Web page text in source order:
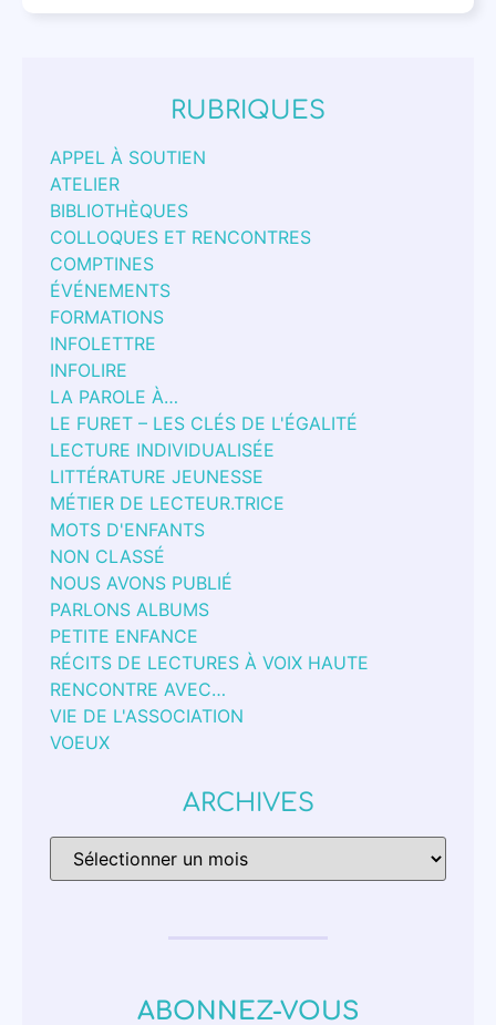
RUBRIQUES
APPEL À SOUTIEN
ATELIER
BIBLIOTHÈQUES
COLLOQUES ET RENCONTRES
COMPTINES
ÉVÉNEMENTS
FORMATIONS
INFOLETTRE
INFOLIRE
LA PAROLE À…
LE FURET – LES CLÉS DE L'ÉGALITÉ
LECTURE INDIVIDUALISÉE
LITTÉRATURE JEUNESSE
MÉTIER DE LECTEUR.TRICE
MOTS D'ENFANTS
NON CLASSÉ
NOUS AVONS PUBLIÉ
PARLONS ALBUMS
PETITE ENFANCE
RÉCITS DE LECTURES À VOIX HAUTE
RENCONTRE AVEC…
VIE DE L'ASSOCIATION
VOEUX
ARCHIVES
ABONNEZ-VOUS